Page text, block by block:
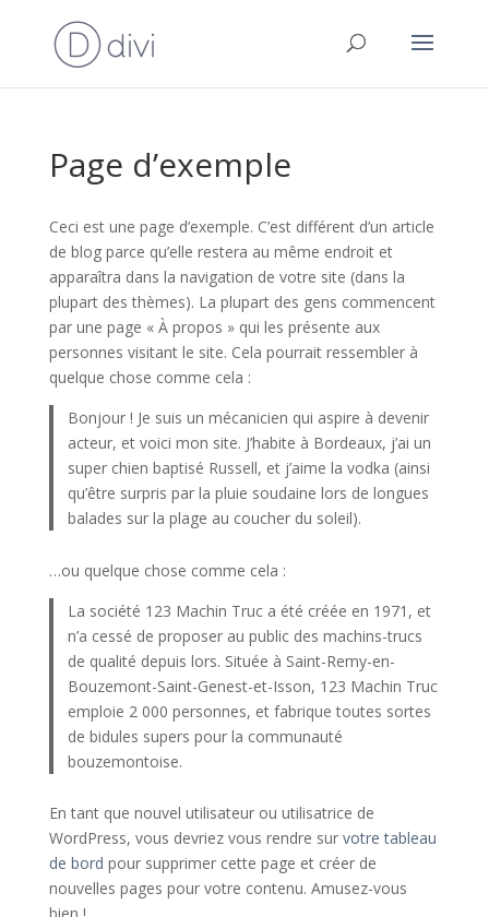
Page d’exemple
Ceci est une page d’exemple. C’est différent d’un article
de blog parce qu’elle restera au même endroit et
apparaîtra dans la navigation de votre site (dans la
plupart des thèmes). La plupart des gens commencent
par une page « À propos » qui les présente aux
personnes visitant le site. Cela pourrait ressembler à
quelque chose comme cela :
Bonjour ! Je suis un mécanicien qui aspire à devenir
acteur, et voici mon site. J’habite à Bordeaux, j’ai un
super chien baptisé Russell, et j’aime la vodka (ainsi
qu’être surpris par la pluie soudaine lors de longues
balades sur la plage au coucher du soleil).
…ou quelque chose comme cela :
La société 123 Machin Truc a été créée en 1971, et
n’a cessé de proposer au public des machins-trucs
de qualité depuis lors. Située à Saint-Remy-en-
Bouzemont-Saint-Genest-et-Isson, 123 Machin Truc
emploie 2 000 personnes, et fabrique toutes sortes
de bidules supers pour la communauté
bouzemontoise.
En tant que nouvel utilisateur ou utilisatrice de
WordPress, vous devriez vous rendre sur votre tableau
de bord pour supprimer cette page et créer de
nouvelles pages pour votre contenu. Amusez-vous